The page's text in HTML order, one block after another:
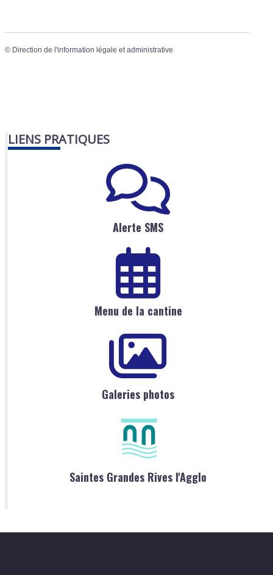
© Direction de l'information légale et administrative
LIENS PRATIQUES
Alerte SMS
Menu de la cantine
Galeries photos
Saintes Grandes Rives l'Agglo